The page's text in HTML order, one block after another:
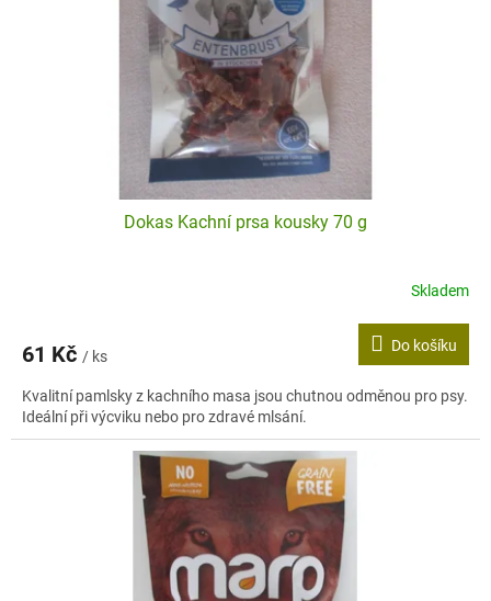
Dokas Kachní prsa kousky 70 g
Skladem
61 Kč / ks
Do košíku
Kvalitní pamlsky z kachního masa jsou chutnou odměnou pro psy.
Ideální při výcviku nebo pro zdravé mlsání.